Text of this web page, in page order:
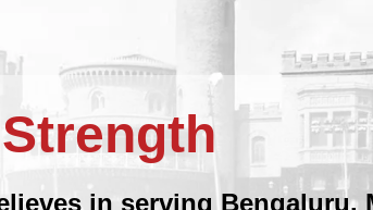
in serving Bengaluru.